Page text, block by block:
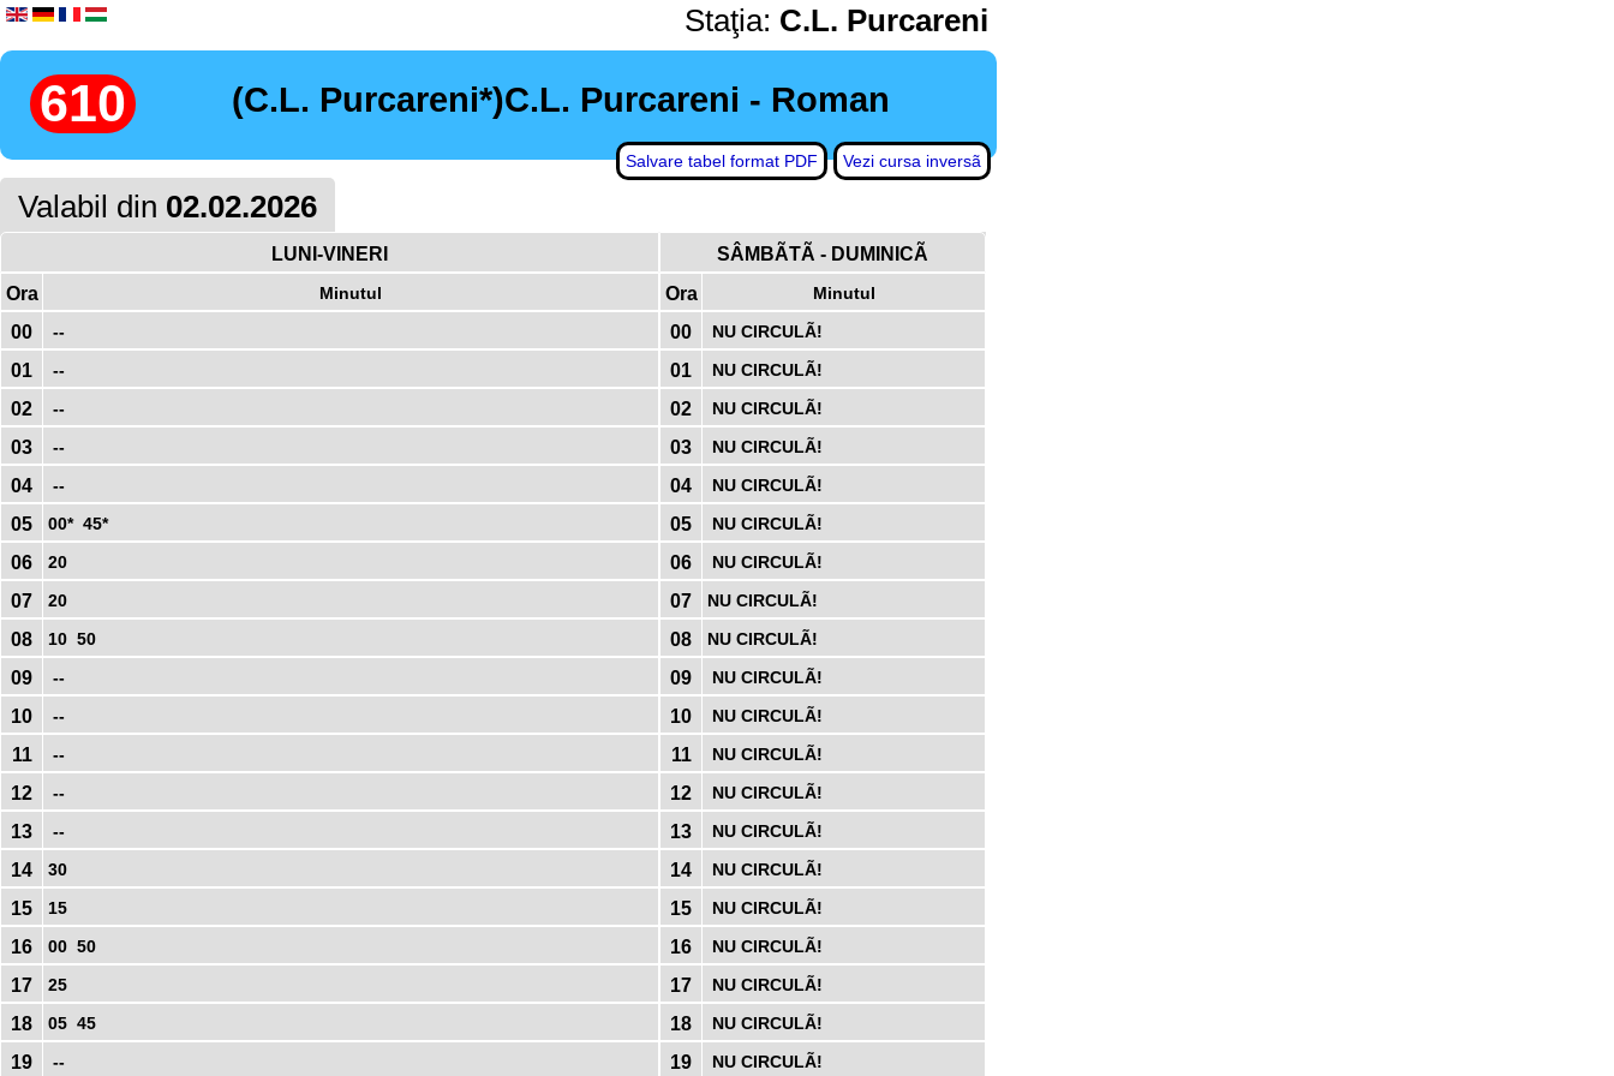
Staţia: C.L. Purcareni
610 (C.L. Purcareni*)C.L. Purcareni - Roman
Vezi cursa inversã
Salvare tabel format PDF
Valabil din 02.02.2026
LUNI-VINERI
Ora
Minutul
00 --
01 --
02 --
03 --
04 --
05 00* 45*
06 20
07 20
08 10 50
09 --
10 --
11 --
12 --
13 --
14 30
15 15
16 00 50
17 25
18 05 45
19 --
SÂMBÃTÃ - DUMINICÃ
Ora
Minutul
00 NU CIRCULÃ!
01 NU CIRCULÃ!
02 NU CIRCULÃ!
03 NU CIRCULÃ!
04 NU CIRCULÃ!
05 NU CIRCULÃ!
06 NU CIRCULÃ!
07 NU CIRCULÃ!
08 NU CIRCULÃ!
09 NU CIRCULÃ!
10 NU CIRCULÃ!
11 NU CIRCULÃ!
12 NU CIRCULÃ!
13 NU CIRCULÃ!
14 NU CIRCULÃ!
15 NU CIRCULÃ!
16 NU CIRCULÃ!
17 NU CIRCULÃ!
18 NU CIRCULÃ!
19 NU CIRCULÃ!